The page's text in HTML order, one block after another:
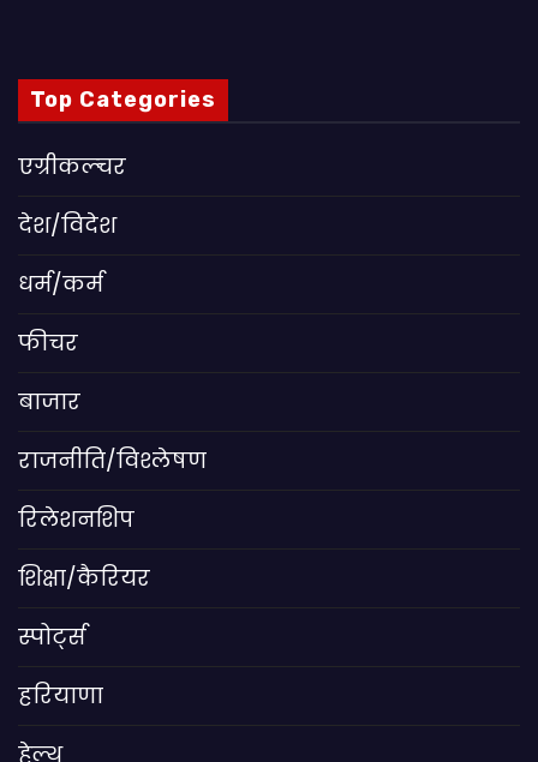
Top Categories
एग्रीकल्चर
देश/विदेश
धर्म/कर्म
फीचर
बाजार
राजनीति/विश्लेषण
रिलेशनशिप
शिक्षा/कैरियर
स्पोर्ट्स
हरियाणा
हेल्थ